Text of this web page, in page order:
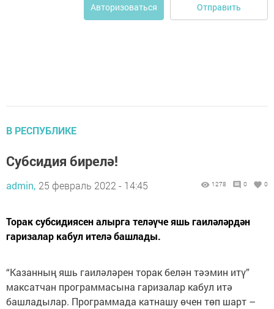
Авторизоваться Отправить
В РЕСПУБЛИКЕ
Субсидия бирелә!
admin, 25 февраль 2022 - 14:45 1278 0 0
Торак субсидиясен алырга теләүче яшь гаиләләрдән
гаризалар кабул ителә башлады.
“Казанның яшь гаиләләрен торак белән тәэмин итү”
максатчан программасына гаризалар кабул итә
башладылар. Программада катнашу өчен төп шарт –